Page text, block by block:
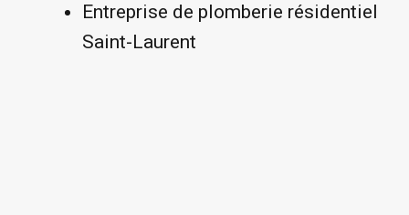
Entreprise de plomberie résidentiel
Saint-Laurent